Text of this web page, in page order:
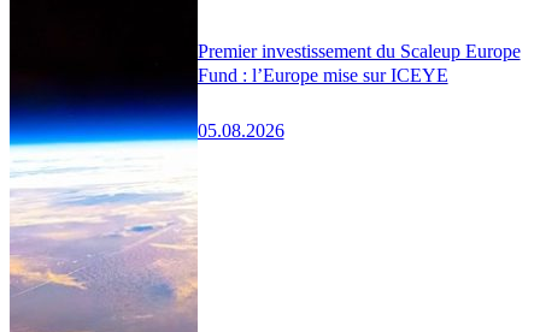
Premier investissement du Scaleup Europe
Fund : l’Europe mise sur ICEYE
05.08.2026